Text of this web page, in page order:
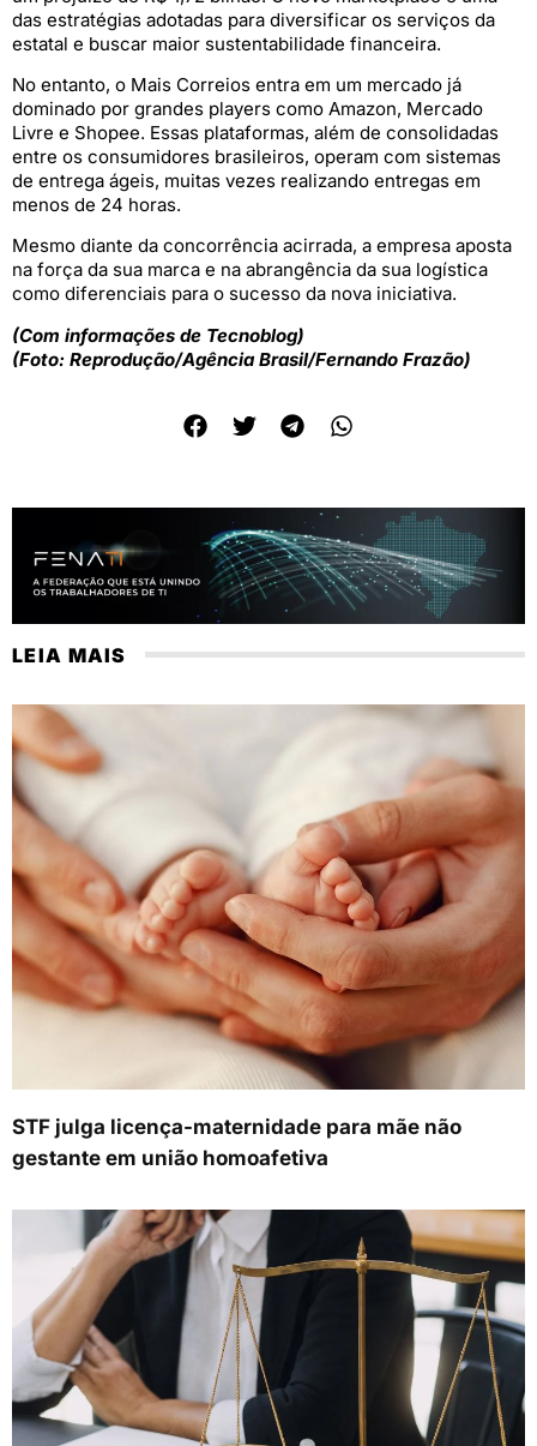
das estratégias adotadas para diversificar os serviços da
estatal e buscar maior sustentabilidade financeira.
No entanto, o Mais Correios entra em um mercado já
dominado por grandes players como Amazon, Mercado
Livre e Shopee. Essas plataformas, além de consolidadas
entre os consumidores brasileiros, operam com sistemas
de entrega ágeis, muitas vezes realizando entregas em
menos de 24 horas.
Mesmo diante da concorrência acirrada, a empresa aposta
na força da sua marca e na abrangência da sua logística
como diferenciais para o sucesso da nova iniciativa.
(Com informações de Tecnoblog)
(Foto: Reprodução/Agência Brasil/Fernando Frazão)
LEIA MAIS
STF julga licença-maternidade para mãe não
gestante em união homoafetiva